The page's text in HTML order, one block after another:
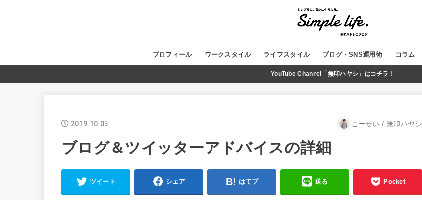
プロフィール ワークスタイル ライフスタイル
GADGET
MUJI
ブログ・SNS運用術
WordPress
ブログ運営
SNS
YouTube
コラム
YouTube Channel「無印ハヤシ」はコチラ！
2019.10.05 こーせい / 無印ハヤシ
ブログ＆ツイッターアドバイスの詳細
ツイート シェア はてブ 送る Pocket